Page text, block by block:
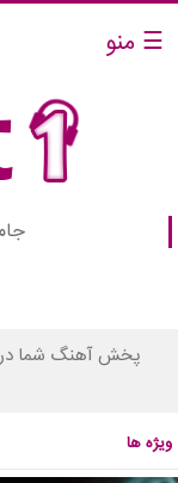
☰ منو
پخش آهنگ شما در
ویژه ها